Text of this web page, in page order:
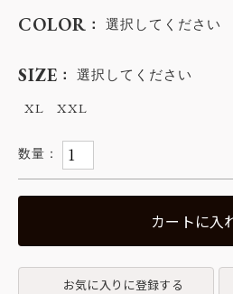
SIZE 選択してください
XL
XXL
COLOR 選択してください
カートに入
お気に入りに登録する